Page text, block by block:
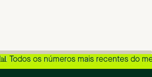
📊 Todos os números mais recentes do